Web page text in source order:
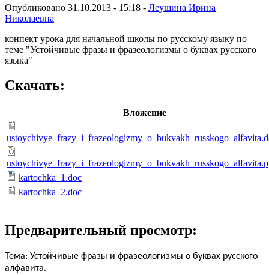
Опубликовано 31.10.2013 - 15:18 - Леушина Ирина
Николаевна
конпект урока для начальной школы по русскому языку по
теме "Устойчивые фразы и фразеологизмы о буквах русского
языка"
Скачать:
Вложение
kartochka_1.doc
kartochka_2.doc
Предварительный просмотр:
Тема: Устойчивые фразы и фразеологизмы о буквах русского
алфавита.